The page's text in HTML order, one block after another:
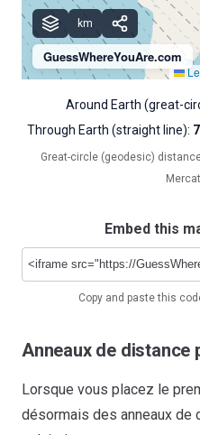
GuessWhereYouAre.com
km
Around Earth (great-
Through Earth (straight line):
Great-circle (geodesic)
Embed this
Copy and paste this
Anneaux de distance
Lorsque vous placez le
désormais des anneaux de